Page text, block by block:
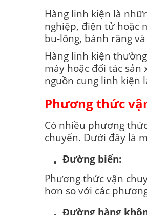
Hàng linh kiện là
nghiệp, điện tử hoặc
bu-lông, bánh răng
Hàng linh kiện
máy hoặc đối tác
nguồn cung linh kiện
Phương thức
Có nhiều phương
chuyển. Dưới đây là
Đường biển:
Phương thức vận
hơn so với các
Đường hàng